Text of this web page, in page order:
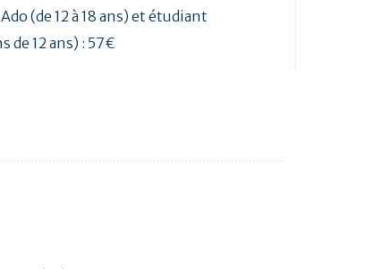
(de 12 à 18 ans) et étudiant
de 12 ans) : 57€